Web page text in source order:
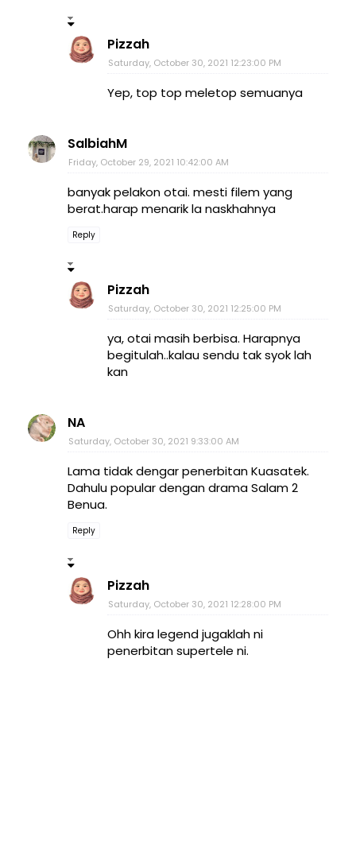
Pizzah
Saturday, October 30, 2021 12:23:00 PM
Yep, top top meletop semuanya
SalbiahM
Friday, October 29, 2021 10:42:00 AM
banyak pelakon otai. mesti filem yang
berat.harap menarik la naskhahnya
Reply
Pizzah
Saturday, October 30, 2021 12:25:00 PM
ya, otai masih berbisa. Harapnya
begitulah..kalau sendu tak syok lah
kan
NA
Saturday, October 30, 2021 9:33:00 AM
Lama tidak dengar penerbitan Kuasatek.
Dahulu popular dengan drama Salam 2
Benua.
Reply
Pizzah
Saturday, October 30, 2021 12:28:00 PM
Ohh kira legend jugaklah ni
penerbitan supertele ni.